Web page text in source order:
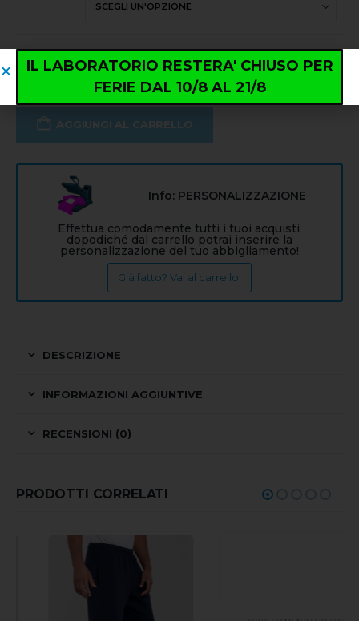
AGGIUNGI AL CARRELLO
Info: PERSONALIZZAZIONE
Effettua comodamente tutti i tuoi acquisti,
dopodiché dal carrello potrai inserire la
personalizzazione del tuo abbigliamento!
Già fatto? Vai al carrello!
DESCRIZIONE
INFORMAZIONI AGGIUNTIVE
RECENSIONI (0)
PRODOTTI CORRELATI
IL LABORATORIO RESTERA' CHIUSO PER
FERIE DAL 10/8 AL 21/8